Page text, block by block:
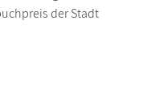
der Stadt